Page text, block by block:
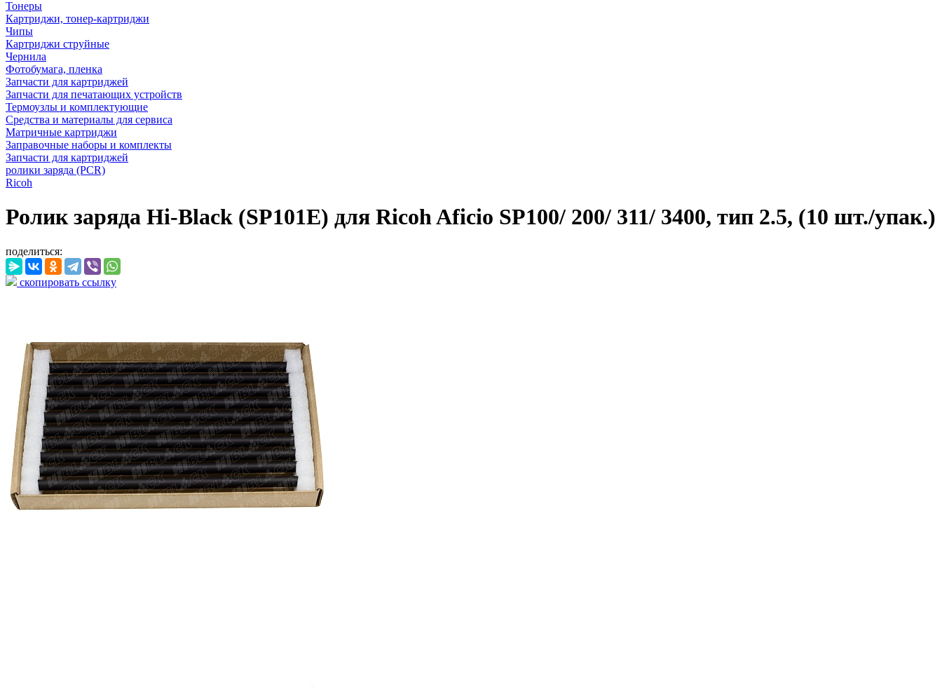
Тонеры
Картриджи, тонер-картриджи
Чипы
Картриджи струйные
Чернила
Фотобумага, пленка
Запчасти для картриджей
Запчасти для печатающих устройств
Термоузлы и комплектующие
Средства и материалы для сервиса
Матричные картриджи
Заправочные наборы и комплекты
Запчасти для картриджей
ролики заряда (PCR)
Ricoh
Ролик заряда Hi-Black (SP101E) для Ricoh Aficio SP100/ 200/ 311/ 3400, тип 2.5, (10 шт./упак.)
поделиться:
скопировать ссылку